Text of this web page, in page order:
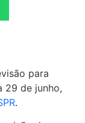
para
29 de junho,
.